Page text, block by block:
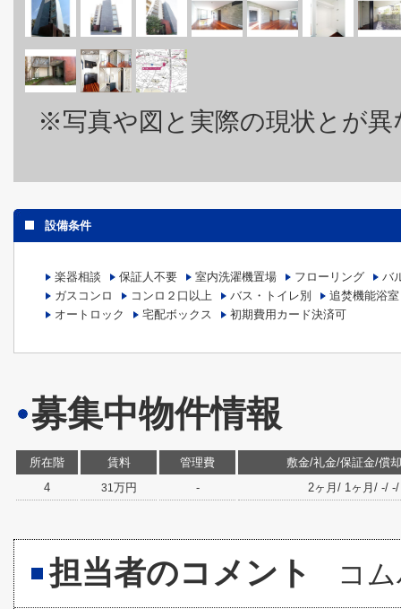
※写真や図と実際の現状とが
設備条件
楽器相談 保証人不要 室内洗濯機置場 フローリング
バ
ガスコンロ
コンロ２口以上 バス・トイレ別
追焚機能浴室
オートロック
宅配ボックス 初期費用カード決済可
募集中物件情報
所在階 賃料 管理費
敷金/礼金/保証金/償
4
31万円 - 2ヶ月/ 1ヶ月/ -/
担当者のコメント コ